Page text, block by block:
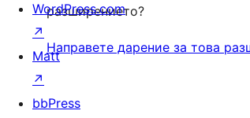
разширението?
Направете дарение за това
WordPress.com
↗
Matt
↗
bbPress